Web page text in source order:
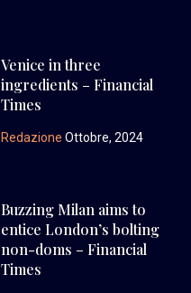
Venice in three
ingredients – Financial
Times
Redazione Ottobre, 2024
Buzzing Milan aims to
entice London’s bolting
non-doms – Financial
Times